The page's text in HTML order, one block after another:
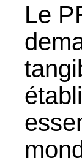
Le